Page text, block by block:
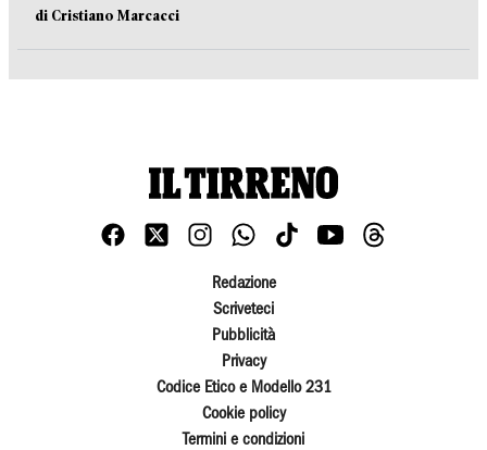
di Cristiano Marcacci
Redazione
Scriveteci
Pubblicità
Privacy
Codice Etico e Modello 231
Cookie policy
Termini e condizioni